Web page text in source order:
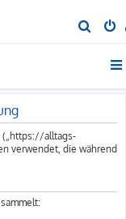
u
(„https://alltags-
verwendet, die während